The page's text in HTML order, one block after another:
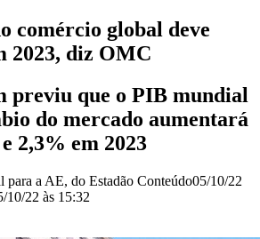
comércio global deve
2023, diz OMC
previu que o PIB mundial
do mercado aumentará
2,3% em 2023
para a AE, do Estadão Conteúdo05/10/22
10/22 às 15:32